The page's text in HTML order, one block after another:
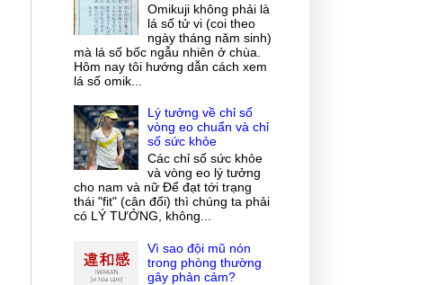
Omikuji không phải là
lá số tử vi (coi theo
ngày tháng năm sinh)
mà lá số bốc ngẫu nhiên ở chùa.
Hôm nay tôi hướng dẫn cách xem
lá số omik...
Lý tưởng về chỉ số
vòng eo chuẩn và chỉ
số sức khỏe
Các chỉ số sức khỏe
và vòng eo lý tưởng
cho nam và nữ Để đạt tới trạng
thái "fit" (cân đối) thì chúng ta phải
có LÝ TƯỞNG, không...
Vì sao đội mũ nón
trong phòng thường
gây phản cảm?